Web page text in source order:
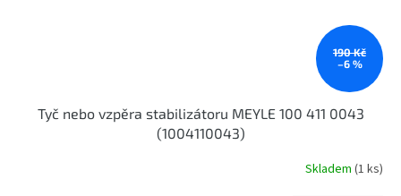
190 Kč
–6 %
Tyč nebo vzpěra stabilizátoru MEYLE 100 411 0043
(1004110043)
Skladem (1 ks)